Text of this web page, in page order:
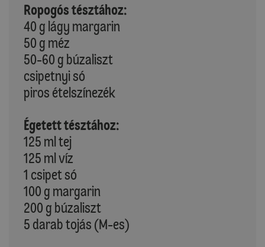
Ropogós tésztához:
40 g lágy margarin
50 g méz
50-60 g búzaliszt
csipetnyi só
piros ételszínezék
Égetett tésztához:
125 ml tej
125 ml víz
1 csipet só
100 g margarin
200 g búzaliszt
5 darab tojás (M-es)